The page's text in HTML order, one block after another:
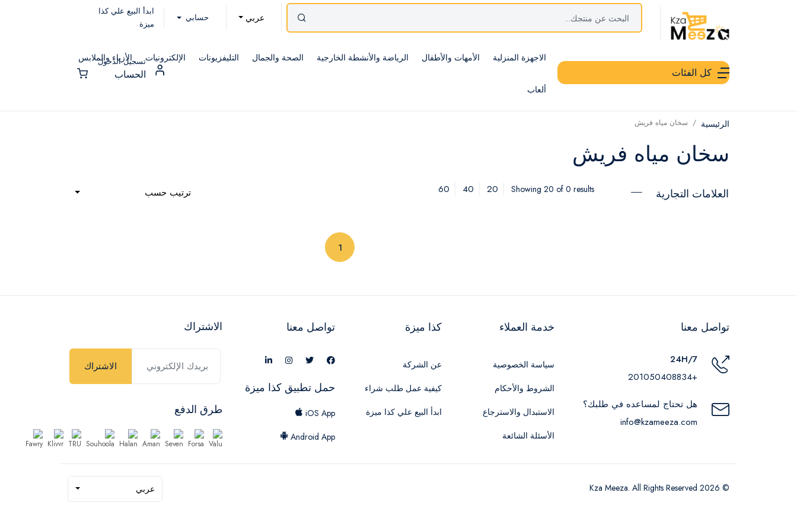
عربي حسابي
ابدأ البيع علي كذا
ميزة
كل الفئات
الاجهزة المنزلية الأمهات والأطفال الرياضة والأنشطة الخارجية الصحة والجمال التليفزيونات الإلكترونيات الأزياء والملابس
ألعاب
تسجيل الدخول
الحساب
الرئيسية سخان مياه فريش
سخان مياه فريش
العلامات التجارية Showing 20 of 0 results
20
40
60 ترتيب حسب
1
تواصل معنا
24H/7
+201050408834
هل تحتاج لمساعده في طلبك؟
info@kzameeza.com
خدمة العملاء
سياسة الخصوصية
الشروط والأحكام
الاستبدال والاسترجاع
الأسئلة الشائعة
كذا ميزة
عن الشركة
كيفية عمل طلب شراء
ابدأ البيع علي كذا ميزة
تواصل معنا
حمل تطبيق كذا ميزة
iOS App
Android App
الاشتراك
الاشتراك
طرق الدفع
© 2026 Kza Meeza. All Rights Reserved عربي